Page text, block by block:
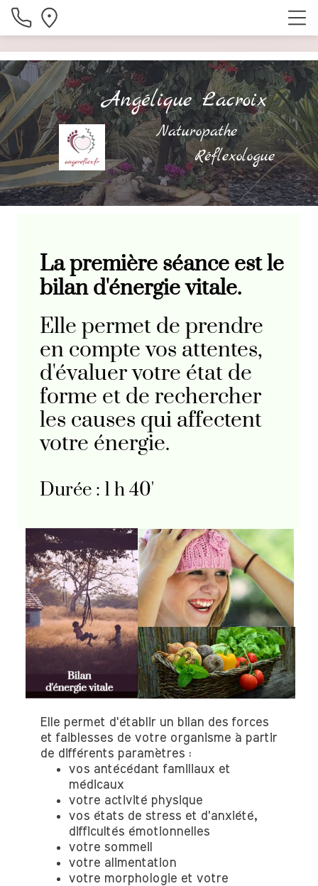
Angélique Lacroix
Naturopathe
Réflexologue
La première séance est le
bilan d'énergie vitale.
Elle permet de prendre
en compte vos attentes,
d'évaluer votre état de
forme et de rechercher
les causes qui affectent
votre énergie.
Durée : 1 h 40'
Elle permet d'établir un bilan des forces
et faiblesses de votre organisme à partir
de différents paramètres :
vos antécédant familiaux et
médicaux
votre activité physique
vos états de stress et d'anxiété,
difficultés émotionnelles
votre sommeil
votre alimentation
votre morphologie et votre